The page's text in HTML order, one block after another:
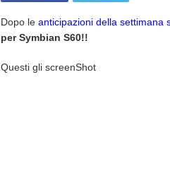
Dopo le anticipazioni della settimana
per Symbian S60!!
Questi gli screenShot